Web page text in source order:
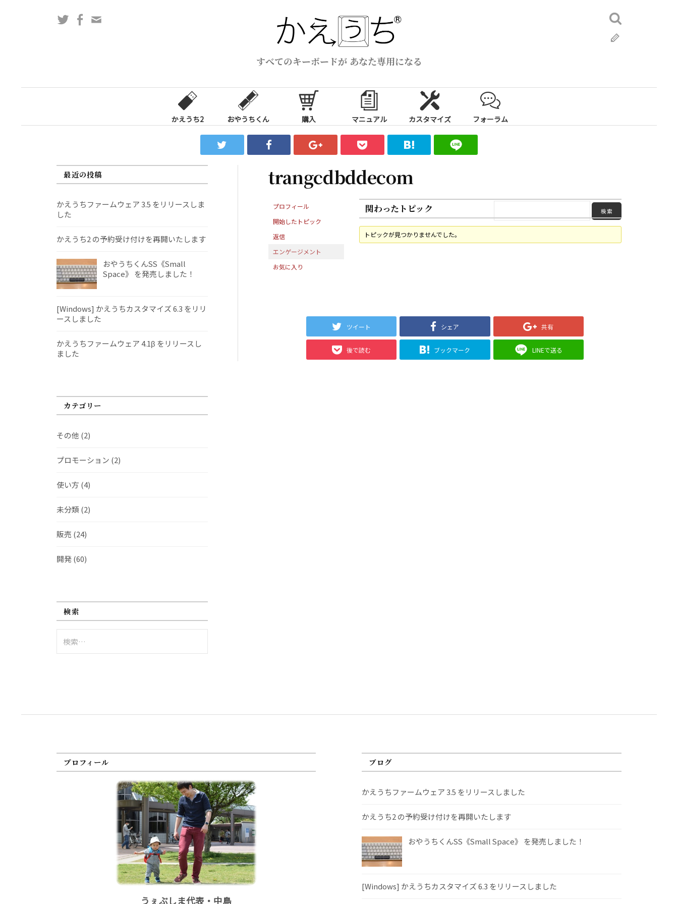
ス
すべてのキーボードが あなた専用になる
TwitterFacebook
検
索:
かえうち2 おやうちくん 購入 マニュアル カスタマイズ フォーラム
trangcdbddecom
プロフィール
開始したトピック
返信
エンゲージメント
お気に入り
関わったトピック
トピックが見つかりませんでした。
ツイート シェア 共有
後で読む ブックマーク LINEで送る
最近の投稿
かえうちファームウェア 3.5 をリリースしま
した
かえうち2 の予約受け付けを再開いたします
おやうちくんSS《Small
Space》 を発売しました！
[Windows] かえうちカスタマイズ 6.3 をリリ
ースしました
かえうちファームウェア 4.1β をリリースし
ました
カテゴリー
その他 (2)
プロモーション (2)
使い方 (4)
未分類 (2)
販売 (24)
開発(60)
検索
索:
プロフィール
うぇぶしま代表・中島
ブログ
かえうちファームウェア 3.5 をリリースしました
かえうち2 の予約受け付けを再開いたします
おやうちくんSS《Small Space》 を発売しました！
[Windows] かえうちカスタマイズ 6.3 をリリースしました